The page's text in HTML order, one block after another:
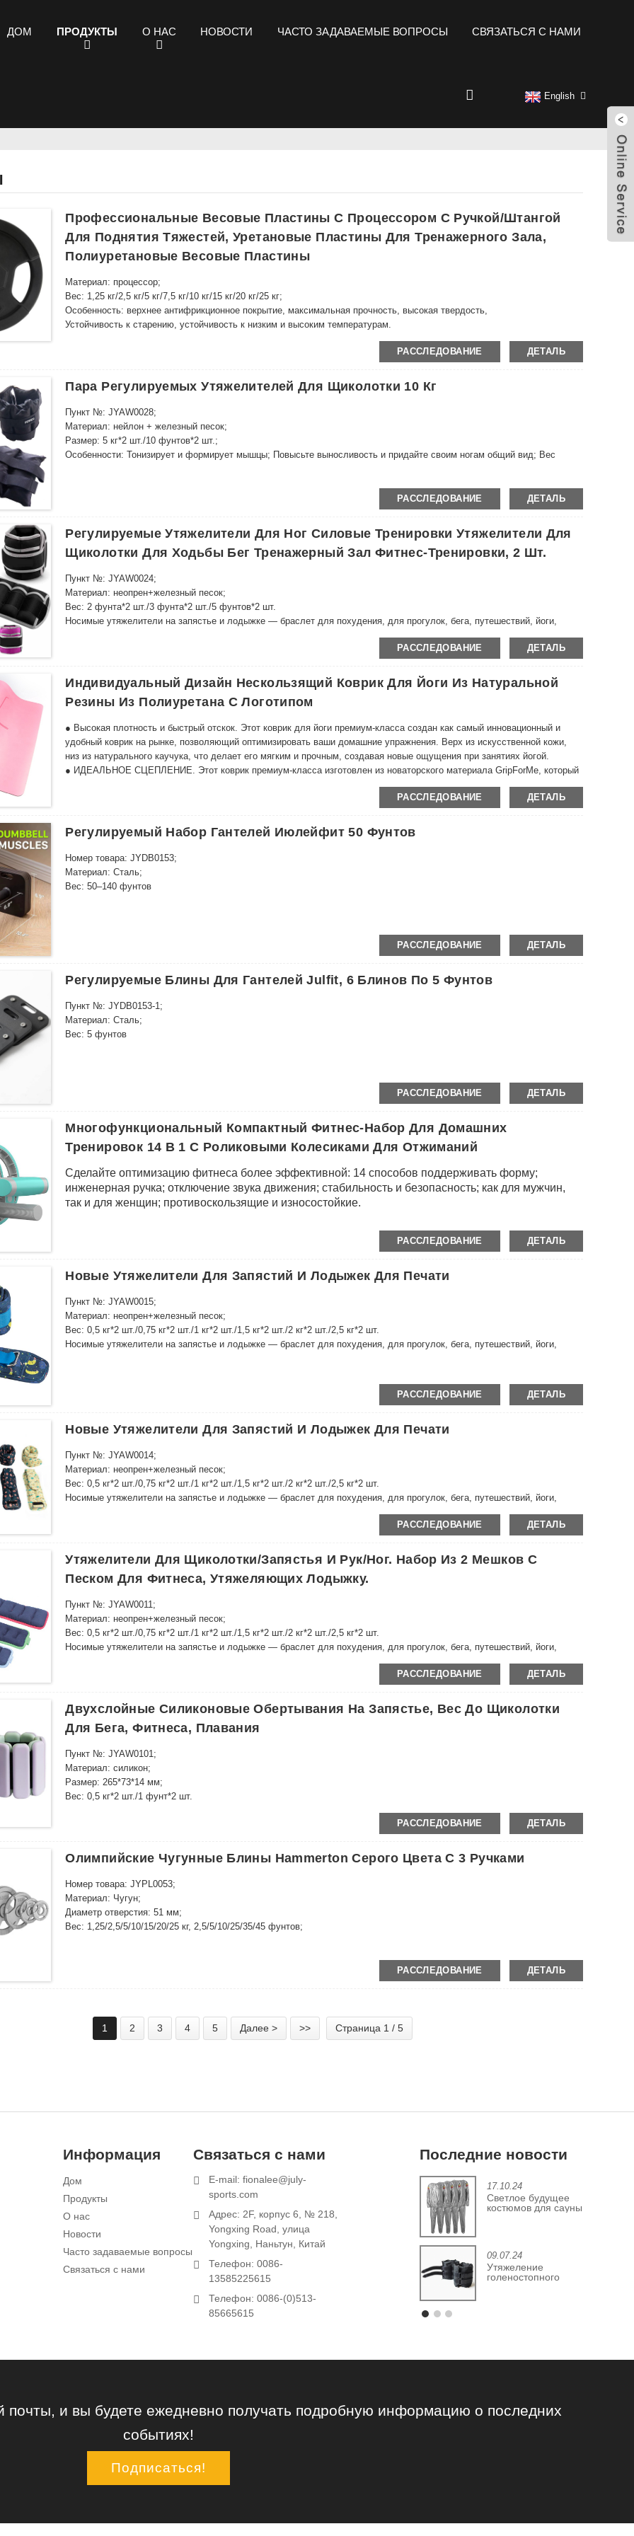
ДОМ ПРОДУКТЫ О НАС НОВОСТИ ЧАСТО ЗАДАВАЕМЫЕ ВОПРОСЫ СВЯЗАТЬСЯ С НАМИ
English
Профессиональные Весовые Пластины С Процессором С Ручкой/штангой
Для Поднятия Тяжестей, Уретановые Пластины Для Тренажерного Зала,
Полиуретановые Весовые Пластины
Материал: процессор;
Вес: 1,25 кг/2,5 кг/5 кг/7,5 кг/10 кг/15 кг/20 кг/25 кг;
Особенность: верхнее антифрикционное покрытие, максимальная прочность, высокая твердость,
Устойчивость к старению, устойчивость к низким и высоким температурам.
РАССЛЕДОВАНИЕ ДЕТАЛЬ
Пара Регулируемых Утяжелителей Для Щиколотки 10 Кг
Пункт №: JYAW0028;
Материал: нейлон + железный песок;
Размер: 5 кг*2 шт./10 фунтов*2 шт.;
Особенности: Тонизирует и формирует мышцы; Повысьте выносливость и придайте своим ногам общий вид; Вес
РАССЛЕДОВАНИЕ ДЕТАЛЬ
Регулируемые Утяжелители Для Ног Силовые Тренировки Утяжелители Для
Щиколотки Для Ходьбы Бег Тренажерный Зал Фитнес-Тренировки, 2 Шт.
Пункт №: JYAW0024;
Материал: неопрен+железный песок;
Вес: 2 фунта*2 шт./3 фунта*2 шт./5 фунтов*2 шт.
Носимые утяжелители на запястье и лодыжке — браслет для похудения, для прогулок, бега, путешествий, йоги,
РАССЛЕДОВАНИЕ
ДЕТАЛЬ
Индивидуальный Дизайн Нескользящий Коврик Для Йоги Из Натуральной
Резины Из Полиуретана С Логотипом
● Высокая плотность и быстрый отскок. Этот коврик для йоги премиум-класса создан как самый инновационный и
удобный коврик на рынке, позволяющий оптимизировать ваши домашние упражнения. Верх из искусственной кожи,
низ из натурального каучука, что делает его мягким и прочным, создавая новые ощущения при занятиях йогой.
● ИДЕАЛЬНОЕ СЦЕПЛЕНИЕ. Этот коврик премиум-класса изготовлен из новаторского материала GripForMe, который
обеспечивает непревзойденное сцепление, как у воина, во время тренировок. Дополнительная амортизация,
Реверсивный. Подходит как для обычной, так и для горячей йоги.
РАССЛЕДОВАНИЕ ДЕТАЛЬ
Регулируемый Набор Гантелей Июлейфит 50 Фунтов
Номер товара: JYDB0153;
Материал: Сталь;
Вес: 50–140 фунтов
РАССЛЕДОВАНИЕ ДЕТАЛЬ
Регулируемые Блины Для Гантелей Julfit, 6 Блинов По 5 Фунтов
Пункт №: JYDB0153-1;
Материал: Сталь;
Вес: 5 фунтов
РАССЛЕДОВАНИЕ ДЕТАЛЬ
Многофункциональный Компактный Фитнес-Набор Для Домашних
Тренировок 14 В 1 С Роликовыми Колесиками Для Отжиманий
Сделайте оптимизацию фитнеса более эффективной: 14 способов поддерживать форму;
инженерная ручка; отключение звука движения; стабильность и безопасность; как для мужчин,
так и для женщин; противоскользящие и износостойкие.
РАССЛЕДОВАНИЕ ДЕТАЛЬ
Новые Утяжелители Для Запястий И Лодыжек Для Печати
Пункт №: JYAW0015;
Материал: неопрен+железный песок;
Вес: 0,5 кг*2 шт./0,75 кг*2 шт./1 кг*2 шт./1,5 кг*2 шт./2 кг*2 шт./2,5 кг*2 шт.
Носимые утяжелители на запястье и лодыжке — браслет для похудения, для прогулок, бега, путешествий, йоги,
РАССЛЕДОВАНИЕ ДЕТАЛЬ
Новые Утяжелители Для Запястий И Лодыжек Для Печати
Пункт №: JYAW0014;
Материал: неопрен+железный песок;
Вес: 0,5 кг*2 шт./0,75 кг*2 шт./1 кг*2 шт./1,5 кг*2 шт./2 кг*2 шт./2,5 кг*2 шт.
Носимые утяжелители на запястье и лодыжке — браслет для похудения, для прогулок, бега, путешествий, йоги,
РАССЛЕДОВАНИЕ
ДЕТАЛЬ
Утяжелители Для Щиколотки/запястья И Рук/ног. Набор Из 2 Мешков С
Песком Для Фитнеса, Утяжеляющих Лодыжку.
Пункт №: JYAW0011;
Материал: неопрен+железный песок;
Вес: 0,5 кг*2 шт./0,75 кг*2 шт./1 кг*2 шт./1,5 кг*2 шт./2 кг*2 шт./2,5 кг*2 шт.
Носимые утяжелители на запястье и лодыжке — браслет для похудения, для прогулок, бега, путешествий, йоги,
РАССЛЕДОВАНИЕ
ДЕТАЛЬ
Двухслойные Силиконовые Обертывания На Запястье, Вес До Щиколотки
Для Бега, Фитнеса, Плавания
Пункт №: JYAW0101;
Материал: силикон;
Размер: 265*73*14 мм;
Вес: 0,5 кг*2 шт./1 фунт*2 шт.
РАССЛЕДОВАНИЕ ДЕТАЛЬ
Олимпийские Чугунные Блины Hammerton Серого Цвета С 3 Ручками
Номер товара: JYPL0053;
Материал: Чугун;
Диаметр отверстия: 51 мм;
Вес: 1,25/2,5/5/10/15/20/25 кг, 2,5/5/10/25/35/45 фунтов;
РАССЛЕДОВАНИЕ ДЕТАЛЬ
1 2 3 4 5 Далее > >> Страница 1 / 5
Информация
Дом
Продукты
О нас
Новости
Часто задаваемые вопросы
Связаться с нами
Связаться с нами
E-mail: fionalee@july-
sports.com
Адрес: 2F, корпус 6, № 218,
Yongxing Road, улица
Yongxing, Наньтун, Китай
Телефон: 0086-
13585225615
Телефон: 0086-(0)513-
85665615
Последние новости
мячей
17.10.24
Светлое будущее
костюмов для сауны
09.07.24
Утяжеление
голеностопного
почты, и вы будете ежедневно получать подробную информацию о последних
событиях!
Подписаться!